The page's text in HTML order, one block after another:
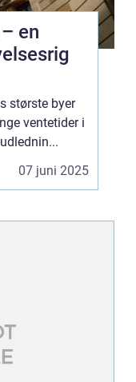
en
største byer
ventetider i
07 juni 2025